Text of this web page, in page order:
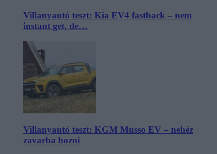
Villanyautó teszt: Kia EV4 fastback – nem
instant get, de…
Villanyautó teszt: KGM Musso EV – nehéz
zavarba hozni